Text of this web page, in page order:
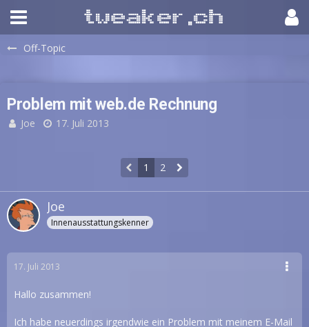
Off-Topic
Problem mit web.de Rechnung
Joe 17. Juli 2013
1 2
Joe
Innenausstattungskenner
17. Juli 2013
Hallo zusammen!
Ich habe neuerdings irgendwie ein Problem mit meinem E-Mail